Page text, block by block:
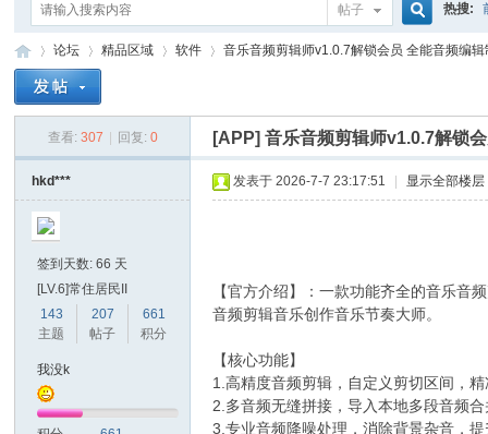
帖子
搜
索
热搜:
论坛
›
精品区域
›
软件 音乐音频剪辑师v1.0.7解锁会员 全能音频编辑
查看: 307 回复: 0 [APP]音乐音频剪辑师v1.0.7解锁
hkd***
签到天数: 66 天
[LV.6]常住居民II
143
主题
207
帖子
661
积分
我没k
发表于 2026-7-7 23:17:51 显示全部楼层
【官方介绍】：一款功能齐全的音乐音
音频剪辑音乐创作音乐节奏大师。
【核心功能】
1.高精度音频剪辑，自定义剪切区间，
2.多音频无缝拼接，导入本地多段音频
3.专业音频降噪处理，消除背景杂音，